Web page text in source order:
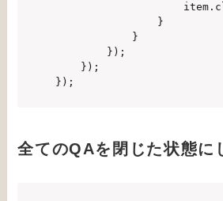
                }
            }
        });
    });
全てのQAを閉じた状態に